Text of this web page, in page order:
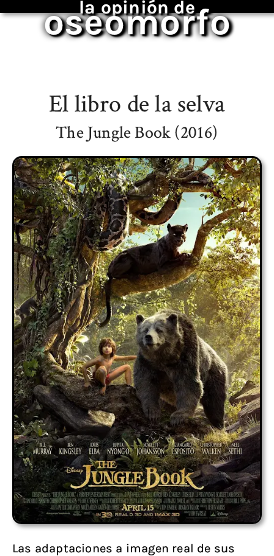
la opinión de
oseomorfo
El libro de la selva
The Jungle Book (2016)
Las adaptaciones a imagen real de sus